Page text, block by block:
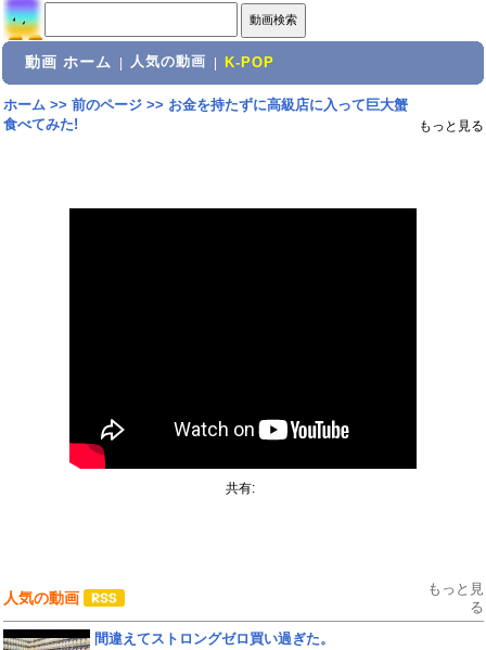
動画 ホーム 人気の動画 K-POP
ホーム>> 前のページ>> お金を持たずに高級店に入って巨大蟹
食べてみた!
もっと見る
共有:
人気の動画
もっと見
る
間違えてストロングゼロ買い過ぎた。